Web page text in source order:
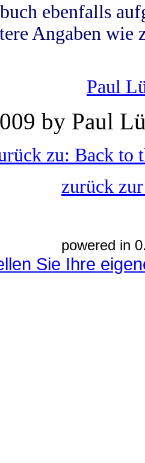
ebenfalls
Angaben wie
Paul
by Paul
zu: Back to
zurück
powered in
Sie Ihre